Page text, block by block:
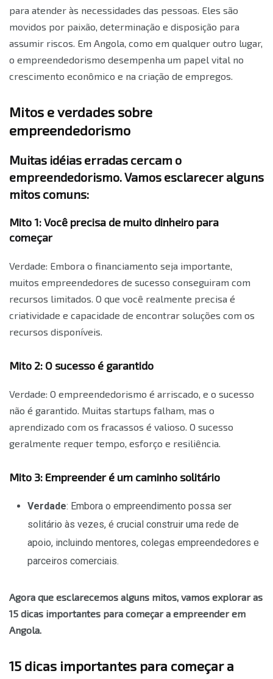
para atender às necessidades das pessoas. Eles são
movidos por paixão, determinação e disposição para
assumir riscos. Em Angola, como em qualquer outro lugar,
o empreendedorismo desempenha um papel vital no
crescimento econômico e na criação de empregos.
Mitos e verdades sobre
empreendedorismo
Muitas idéias erradas cercam o
empreendedorismo. Vamos esclarecer alguns
mitos comuns:
Mito 1: Você precisa de muito dinheiro para
começar
Verdade: Embora o financiamento seja importante,
muitos empreendedores de sucesso conseguiram com
recursos limitados. O que você realmente precisa é
criatividade e capacidade de encontrar soluções com os
recursos disponíveis.
Mito 2: O sucesso é garantido
Verdade: O empreendedorismo é arriscado, e o sucesso
não é garantido. Muitas startups falham, mas o
aprendizado com os fracassos é valioso. O sucesso
geralmente requer tempo, esforço e resiliência.
Mito 3: Empreender é um caminho solitário
Verdade: Embora o empreendimento possa ser
solitário às vezes, é crucial construir uma rede de
apoio, incluindo mentores, colegas empreendedores e
parceiros comerciais.
Agora que esclarecemos alguns mitos, vamos explorar as
15 dicas importantes para começar a empreender em
Angola.
15 dicas importantes para começar a